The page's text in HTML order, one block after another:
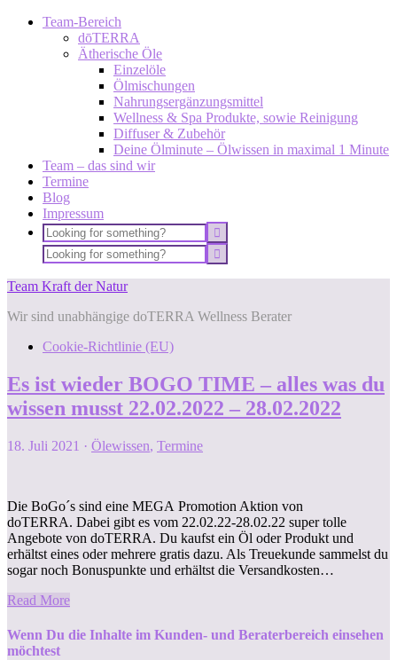
Team-Bereich
dōTERRA
Ätherische Öle
Einzelöle
Ölmischungen
Nahrungsergänzungsmittel
Wellness & Spa Produkte, sowie Reinigung
Diffuser & Zubehör
Deine Ölminute – Ölwissen in maximal 1 Minute
Team – das sind wir
Termine
Blog
Impressum
Team Kraft der Natur
Wir sind unabhängige doTERRA Wellness Berater
Cookie-Richtlinie (EU)
Es ist wieder BOGO TIME – alles was du
wissen musst 22.02.2022 – 28.02.2022
18. Juli 2021 · Ölewissen, Termine
Die BoGo´s sind eine MEGA Promotion Aktion von
doTERRA. Dabei gibt es vom 22.02.22-28.02.22 super tolle
Angebote von doTERRA. Du kaufst ein Öl oder Produkt und
erhältst eines oder mehrere gratis dazu. Als Treuekunde sammelst du
sogar noch Bonuspunkte und erhältst die Versandkosten…
Read More
Wenn Du die Inhalte im Kunden- und Beraterbereich einsehen
möchtest